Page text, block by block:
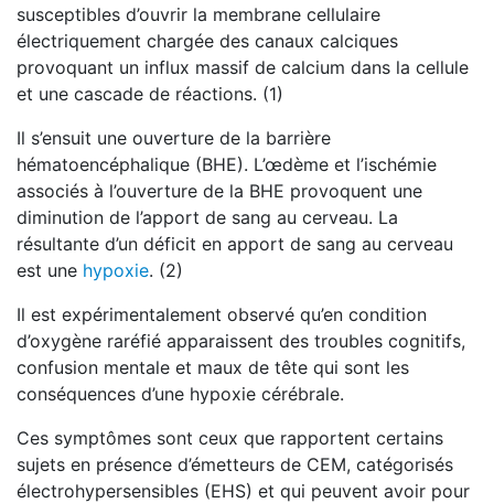
susceptibles d’ouvrir la membrane cellulaire
électriquement chargée des canaux calciques
provoquant un influx massif de calcium dans la cellule
et une cascade de réactions. (1)
Il s’ensuit une ouverture de la barrière
hématoencéphalique (BHE). L’œdème et l’ischémie
associés à l’ouverture de la BHE provoquent une
diminution de l’apport de sang au cerveau. La
résultante d’un déficit en apport de sang au cerveau
est une hypoxie. (2)
Il est expérimentalement observé qu’en condition
d’oxygène raréfié apparaissent des troubles cognitifs,
confusion mentale et maux de tête qui sont les
conséquences d’une hypoxie cérébrale.
Ces symptômes sont ceux que rapportent certains
sujets en présence d’émetteurs de CEM, catégorisés
électrohypersensibles (EHS) et qui peuvent avoir pour